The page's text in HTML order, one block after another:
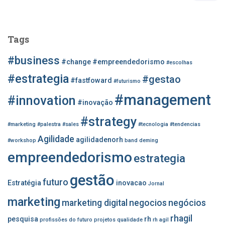
a
r
o
Tags
#business #change #empreendedorismo #escolhas
#estrategia #fastfoward #futurismo #gestao
#innovation #inovação #management
#marketing #palestra #sales #strategy #tecnologia #tendencias
#workshop Agilidade agilidadenorh band deming
empreendedorismoestrategia
Estratégiafuturo gestão inovacao Jornal
marketing marketing digital negocios negócios
pesquisa profissões do futuro projetos qualidade rh rh agil rhagil